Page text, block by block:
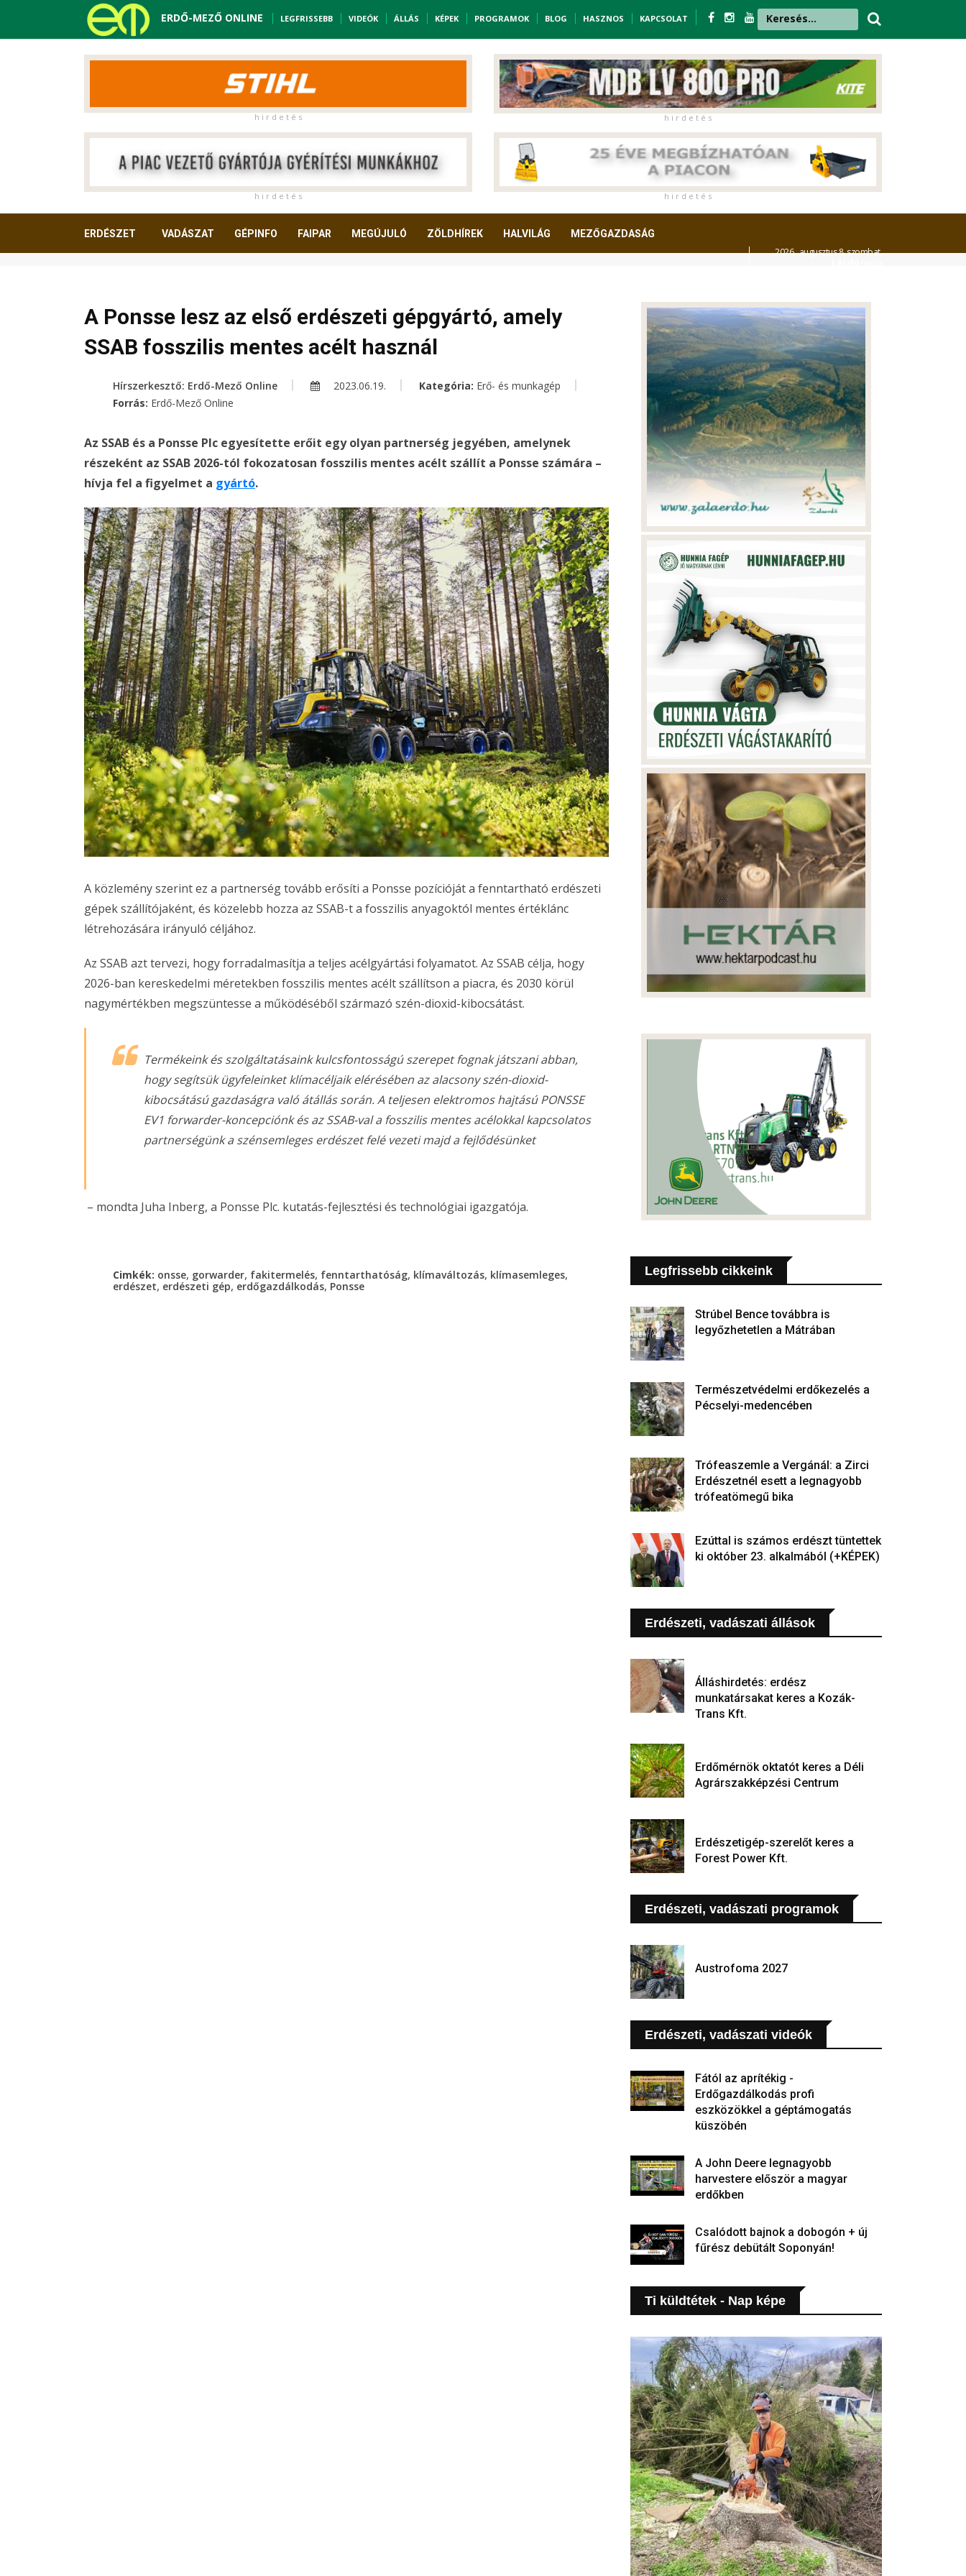
ERDŐ-MEZŐ ONLINE LEGFRISSEBB VIDEÓK ÁLLÁS KÉPEK PROGRAMOK BLOG HASZNOS KAPCSOLAT
h i r d e t é s h i r d e t é s
h i r d e t é s h i r d e t é s
ERDÉSZET VADÁSZAT GÉPINFO FAIPAR MEGÚJULÓ ZÖLDHÍREK HALVILÁG MEZŐGAZDASÁG
2026. augusztus 8. szombat,
A Ponsse lesz az első erdészeti gépgyártó, amely
SSAB fosszilis mentes acélt használ
Hírszerkesztő: Erdő-Mező Online 2023.06.19. Kategória: Erő- és munkagép
Forrás: Erdő-Mező Online
Az SSAB és a Ponsse Plc egyesítette erőit egy olyan partnerség jegyében, amelynek
részeként az SSAB 2026-tól fokozatosan fosszilis mentes acélt szállít a Ponsse számára –
hívja fel a figyelmet a gyártó.
A közlemény szerint ez a partnerség tovább erősíti a Ponsse pozícióját a fenntartható erdészeti
gépek szállítójaként, és közelebb hozza az SSAB-t a fosszilis anyagoktól mentes értéklánc
létrehozására irányuló céljához.
Az SSAB azt tervezi, hogy forradalmasítja a teljes acélgyártási folyamatot. Az SSAB célja, hogy
2026-ban kereskedelmi méretekben fosszilis mentes acélt szállítson a piacra, és 2030 körül
nagymértékben megszüntesse a működéséből származó szén-dioxid-kibocsátást.
Termékeink és szolgáltatásaink kulcsfontosságú szerepet fognak játszani abban,
hogy segítsük ügyfeleinket klímacéljaik elérésében az alacsony szén-dioxid-
kibocsátású gazdaságra való átállás során. A teljesen elektromos hajtású PONSSE
EV1 forwarder-koncepciónk és az SSAB-val a fosszilis mentes acélokkal kapcsolatos
partnerségünk a szénsemleges erdészet felé vezeti majd a fejlődésünket
– mondta Juha Inberg, a Ponsse Plc. kutatás-fejlesztési és technológiai igazgatója.
Cimkék: onsse, gorwarder, fakitermelés, fenntarthatóság, klímaváltozás, klímasemleges,
erdészet, erdészeti gép, erdőgazdálkodás, Ponsse
Legfrissebb cikkeink
Strúbel Bence továbbra is
legyőzhetetlen a Mátrában
Természetvédelmi erdőkezelés a
Pécselyi-medencében
Trófeaszemle a Vergánál: a Zirci
Erdészetnél esett a legnagyobb
trófeatömegű bika
Ezúttal is számos erdészt tüntettek
ki október 23. alkalmából (+KÉPEK)
Erdészeti, vadászati állások
Álláshirdetés: erdész
munkatársakat keres a Kozák-
Trans Kft.
Erdőmérnök oktatót keres a Déli
Agrárszakképzési Centrum
Erdészetigép-szerelőt keres a
Forest Power Kft.
Erdészeti, vadászati programok
Austrofoma 2027
Erdészeti, vadászati videók
Fától az aprítékig -
Erdőgazdálkodás profi
eszközökkel a géptámogatás
küszöbén
A John Deere legnagyobb
harvestere először a magyar
erdőkben
Csalódott bajnok a dobogón + új
fűrész debütált Soponyán!
Ti küldtétek - Nap képe